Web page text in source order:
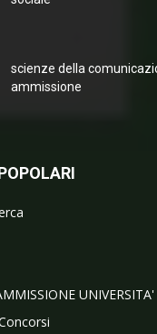
scienze della
ammissione
UNIVERSITA'